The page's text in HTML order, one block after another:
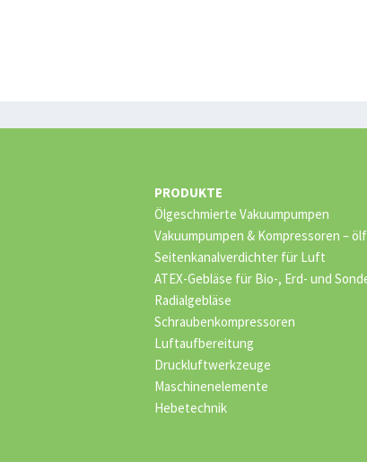
PRODUKTE
Ölgeschmierte Vakuumpumpen
Vakuumpumpen & Kompressoren –
Seitenkanalverdichter für Luft
ATEX-Gebläse für Bio-, Erd- und
Radialgebläse
Schraubenkompressoren
Luftaufbereitung
Druckluftwerkzeuge
Maschinenelemente
Hebetechnik